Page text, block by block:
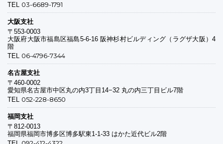
TEL 03-6689-1791
大阪支社
〒553-0003
大阪府大阪市福島区福島5-6-16 阪神杉村ビルディング（ラグザ大阪）4
階
TEL 06-4796-7344
名古屋支社
〒460-0002
愛知県名古屋市中区丸の内3丁目14−32 丸の内三丁目ビル7階
TEL 052-228-8650
福岡支社
〒812-0013
福岡県福岡市博多区博多駅東1-1-33 はかた近代ビル2階